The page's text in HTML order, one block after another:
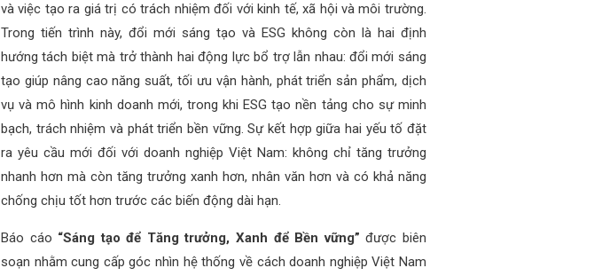
và việc tạo ra giá trị có trách nhiệm đối với kinh tế, xã hội và môi trường.
Trong tiến trình này, đổi mới sáng tạo và ESG không còn là hai định
hướng tách biệt mà trở thành hai động lực bổ trợ lẫn nhau: đổi mới sáng
tạo giúp nâng cao năng suất, tối ưu vận hành, phát triển sản phẩm, dịch
vụ và mô hình kinh doanh mới, trong khi ESG tạo nền tảng cho sự minh
bạch, trách nhiệm và phát triển bền vững. Sự kết hợp giữa hai yếu tố đặt
ra yêu cầu mới đối với doanh nghiệp Việt Nam: không chỉ tăng trưởng
nhanh hơn mà còn tăng trưởng xanh hơn, nhân văn hơn và có khả năng
chống chịu tốt hơn trước các biến động dài hạn.
Báo cáo “Sáng tạo để Tăng trưởng, Xanh để Bền vững” được biên
soạn nhằm cung cấp góc nhìn hệ thống về cách doanh nghiệp Việt Nam